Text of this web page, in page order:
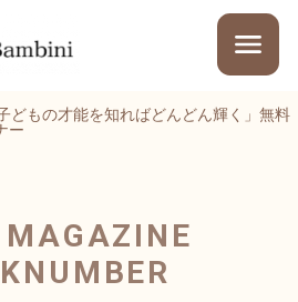
どもの才能を知ればどんどん輝く」無料
ー